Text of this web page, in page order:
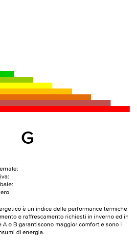
G
è un indice delle performance termiche
e raffrescamento richiesti in inverno ed in
o B garantiscono maggior comfort e sono i
di energia.